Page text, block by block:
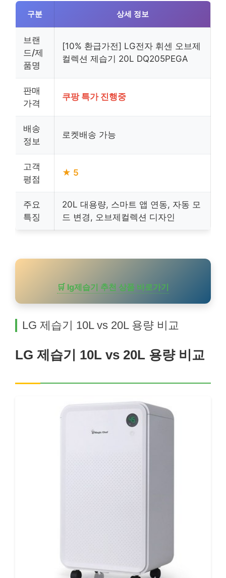
구분 상세 정보
브랜
드/제
품명
[10% 환급가전] LG전자 휘센 오브제
컬렉션 제습기 20L DQ205PEGA
판매
가격
쿠팡 특가 진행중
배송
정보
로켓배송 가능
고객
평점
★ 5
주요
특징
20L 대용량, 스마트 앱 연동, 자동 모
드 변경, 오브제컬렉션 디자인
🛒 lg제습기 추천 상품 바로가기
LG 제습기 10L vs 20L 용량 비교
LG 제습기 10L vs 20L 용량 비교